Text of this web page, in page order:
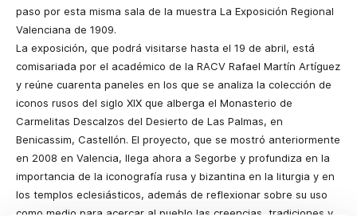
paso por esta misma sala de la muestra La Exposición Regional
Valenciana de 1909.
La exposición, que podrá visitarse hasta el 19 de abril, está
comisariada por el académico de la RACV Rafael Martín Artíguez
y reúne cuarenta paneles en los que se analiza la colección de
iconos rusos del siglo XIX que alberga el Monasterio de
Carmelitas Descalzos del Desierto de Las Palmas, en
Benicassim, Castellón. El proyecto, que se mostró anteriormente
en 2008 en Valencia, llega ahora a Segorbe y profundiza en la
importancia de la iconografía rusa y bizantina en la liturgia y en
los templos eclesiásticos, además de reflexionar sobre su uso
como medio para acercar al pueblo las creencias, tradiciones y